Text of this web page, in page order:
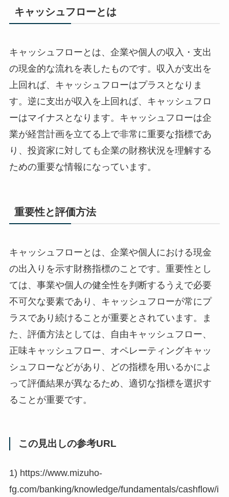
キャッシュフローとは
キャッシュフローとは、企業や個人の収入・支出
の現金的な流れを表したものです。収入が支出を
上回れば、キャッシュフローはプラスとなりま
す。逆に支出が収入を上回れば、キャッシュフロ
ーはマイナスとなります。キャッシュフローは企
業が経営計画を立てる上で非常に重要な指標であ
り、投資家に対しても企業の財務状況を理解する
ための重要な情報になっています。
重要性と評価方法
キャッシュフローとは、企業や個人における現金
の出入りを示す財務指標のことです。重要性とし
ては、事業や個人の健全性を判断するうえで必要
不可欠な要素であり、キャッシュフローが常にプ
ラスであり続けることが重要とされています。ま
た、評価方法としては、自由キャッシュフロー、
正味キャッシュフロー、オペレーティングキャッ
シュフローなどがあり、どの指標を用いるかによ
って評価結果が異なるため、適切な指標を選択す
ることが重要です。
この見出しの参考URL
1) https://www.mizuho-
fg.com/banking/knowledge/fundamentals/cashflow/i